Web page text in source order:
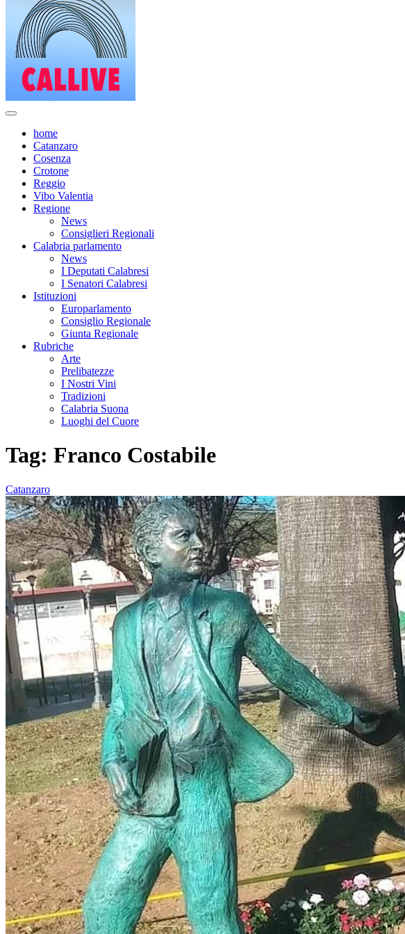
home
Catanzaro
Cosenza
Crotone
Reggio
Vibo Valentia
Regione
News
Consiglieri Regionali
Calabria parlamento
News
I Deputati Calabresi
I Senatori Calabresi
Istituzioni
Europarlamento
Consiglio Regionale
Giunta Regionale
Rubriche
Arte
Prelibatezze
I Nostri Vini
Tradizioni
Calabria Suona
Luoghi del Cuore
Tag: Franco Costabile
Catanzaro